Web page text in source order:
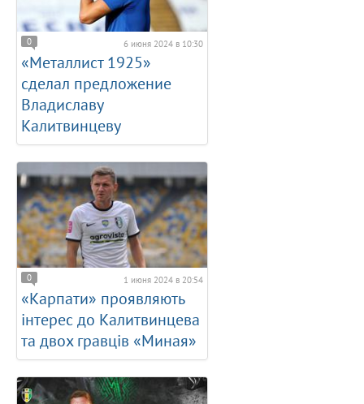
0 6 июня 2024 в 10:30
«Металлист 1925»
сделал предложение
Владиславу
Калитвинцеву
0 1 июня 2024 в 20:54
«Карпати» проявляють
інтерес до Калитвинцева
та двох гравців «Миная»